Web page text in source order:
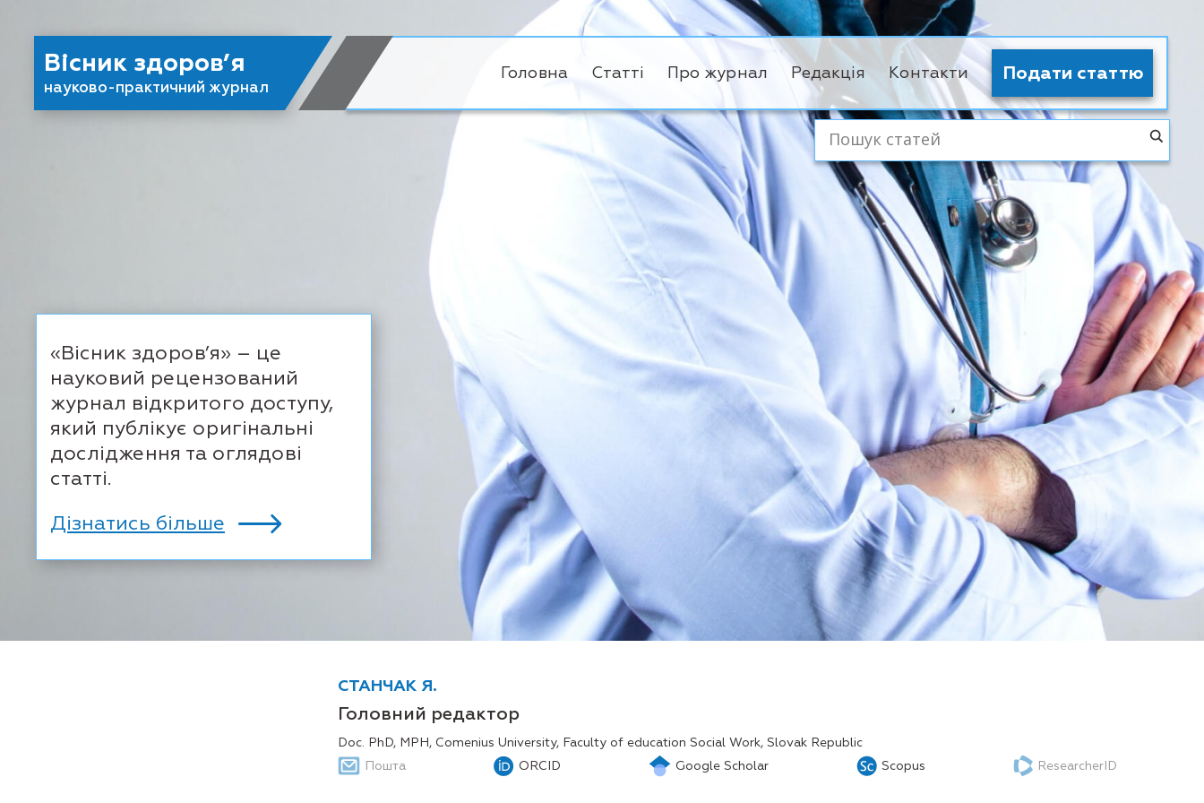
Вісник здоров’я
науково-практичний журнал
Головна Статті Про журнал Редакція Контакти Подати статтю
«Вісник здоров’я» – це
науковий рецензований
журнал відкритого доступу,
який публікує оригінальні
дослідження та оглядові
статті.
Дізнатись більше
СТАНЧАК Я.
Головний редактор
Doc. PhD, MPH, Comenius University, Faculty of education Social Work, Slovak Republic
Пошта
ORCID Google Scholar Scopus ResearcherID